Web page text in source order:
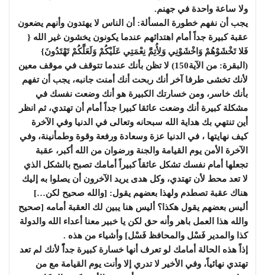
ولا ساعة واحدة في جهنم.
يجب أن نفهم خطورة المسألة: أن الناس لا يهتدون وأنهم يضعون
عقبة كبيرة جداً أمام اهتدائهم عندما يكونون يخشون غير الله {
فَلا تَخْشَوْهُمْ وَاخْشَوْنِي وَلِأُتِمَّ نِعْمَتِي عَلَيْكُمْ وَلَعَلَّكُمْ تَهْتَدُونَ}
(البقرة: من الآية150) لا تظن بأنك عندما تتوقف في موقف معين
لأنك تخشى طرفا آخر أنك ربحت أنك أمنت جانبه، يجب أن تفهم
بأنك خاسر، ومن خسارتك الكبيرة هو أنك وضعت نفسك في
مشكلة كبيرة أنك وضعت عائقا كبيرا جداً أمام أن تهتدي، ثم انظر
أين تنتهي بك هداية الله سبحانه وتعالى في الدنيا وفي الآخرة
كيف نهايتها ، في الدنيا عزة وسعادة ورفعة وقوة وطمأنينة، وفي
الآخرة الأمن يوم القيامة والجنة ورضوان من الله أكبر، عقبة
تجعلها أمام نفسك تشكل عائقاً كبيراً أمامك تصبح بالشكل الذي
لا تعد محط لأن تهتدي، وكل هدى يريد الآخرون أن يصلوا به إليك
هناك عقبة تصطدم ولهذا بعضهم يقول: [والله صحيح لكن…]
أليس بعضهم يقول هكذا؟ أليس هنا يبين لك العقبة أمامه [صحيح
والله هذا العمل باهر وأنه حق لكن يا خبير معنا أعداء الله والدولة
كذا والمدير فَسْل والمحافظ فَسْل] وأشياء من هذه .
إذاً هذه الحالة أمامك لو تعرف أنها خسارة كبيرة جداًً لأنك لم تعد
تهتدي نهائياً، وفي الأخير لا تدري إلا وأنت يوم القيامة مع من